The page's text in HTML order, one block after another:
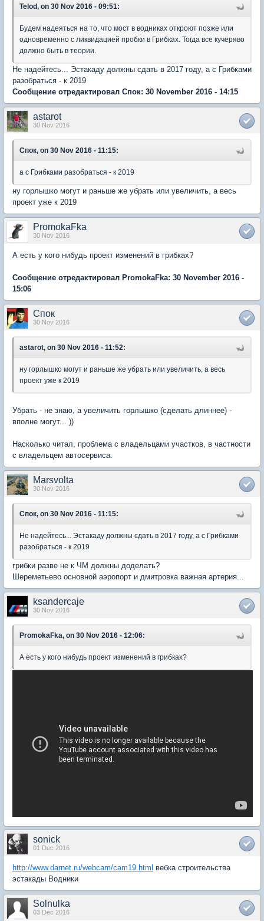
Telod, on 30 Nov 2016 - 09:51:
Будем надеяться на то, что мост в водниках откроют позже или
одновременно с ликвидацией пробки в Грибках. Тогда все кучеряво
должно быть в теории.
Не надейтесь... Эстакаду должны сдать в 2017 году, а с Грибками
разобраться - к 2019
Сообщение отредактировал Спок: 30 November 2016 - 14:15
astarot
30 Nov 2016
Спок, on 30 Nov 2016 - 11:15:
а с Грибками разобраться - к 2019
ну горлышко могут и раньше же убрать или увеличить, а весь
проект уже к 2019
PromokaFka
30 Nov 2016
А есть у кого нибудь проект изменений в грибках?
Сообщение отредактировал PromokaFka: 30 November 2016 -
15:06
Спок
30 Nov 2016
astarot, on 30 Nov 2016 - 11:52:
ну горлышко могут и раньше же убрать или увеличить, а весь
проект уже к 2019
Убрать - не знаю, а увеличить горлышко (сделать длиннее) -
вполне могут... ))
Насколько читал, проблема с владельцами участков, в частности
с владельцем автосервиса.
Marsvolta
30 Nov 2016
Спок, on 30 Nov 2016 - 11:15:
Не надейтесь... Эстакаду должны сдать в 2017 году, а с Грибками
разобраться - к 2019
грибки разве не к ЧМ должны доделать?
Шереметьево основной аэропорт и дмитровка важная артерия...
ksandercaje
30 Nov 2016
PromokaFka, on 30 Nov 2016 - 12:06:
А есть у кого нибудь проект изменений в грибках?
sonick
01 Dec 2016
http://www.darnet.ru/webcam/cam19.html вебка строительства
эстакады Водники
Solnulka
03 Dec 2016